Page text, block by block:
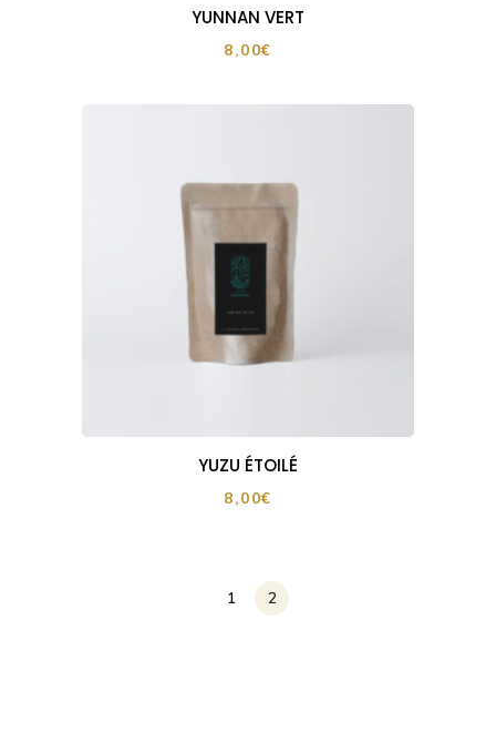
YUNNAN VERT
8,00€
YUZU ÉTOILÉ
8,00€
1 2